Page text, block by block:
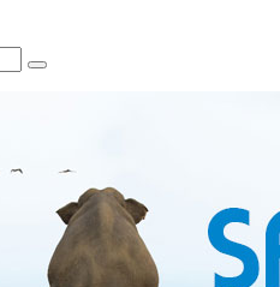
Search